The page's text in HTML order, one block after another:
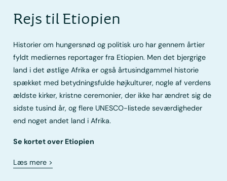
Rejs til Etiopien
Historier om hungersnød og politisk uro har gennem årtier
fyldt mediernes reportager fra Etiopien. Men det bjergrige
land i det østlige Afrika er også årtusindgammel historie
spækket med betydningsfulde højkulturer, nogle af verdens
ældste kirker, kristne ceremonier, der ikke har ændret sig de
sidste tusind år, og flere UNESCO-listede seværdigheder
end noget andet land i Afrika.
Se kortet over Etiopien
Læs mere >